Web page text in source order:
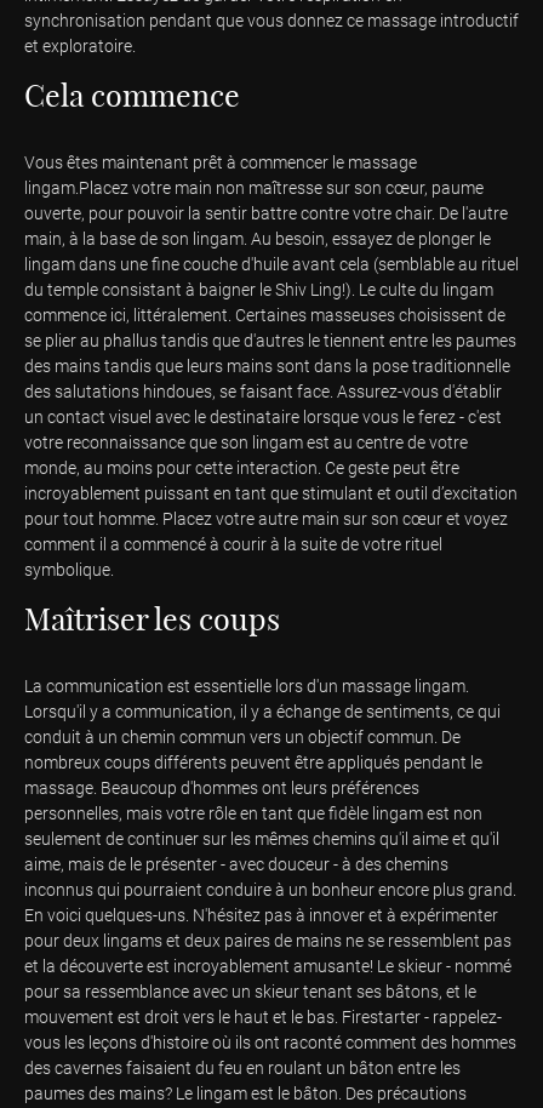
synchronisation pendant que vous donnez ce massage introductif
et exploratoire.
Cela commence
Vous êtes maintenant prêt à commencer le massage
lingam.Placez votre main non maîtresse sur son cœur, paume
ouverte, pour pouvoir la sentir battre contre votre chair. De l'autre
main, à la base de son lingam. Au besoin, essayez de plonger le
lingam dans une fine couche d'huile avant cela (semblable au rituel
du temple consistant à baigner le Shiv Ling!). Le culte du lingam
commence ici, littéralement. Certaines masseuses choisissent de
se plier au phallus tandis que d'autres le tiennent entre les paumes
des mains tandis que leurs mains sont dans la pose traditionnelle
des salutations hindoues, se faisant face. Assurez-vous d'établir
un contact visuel avec le destinataire lorsque vous le ferez - c'est
votre reconnaissance que son lingam est au centre de votre
monde, au moins pour cette interaction. Ce geste peut être
incroyablement puissant en tant que stimulant et outil d’excitation
pour tout homme. Placez votre autre main sur son cœur et voyez
comment il a commencé à courir à la suite de votre rituel
symbolique.
Maîtriser les coups
La communication est essentielle lors d'un massage lingam.
Lorsqu'il y a communication, il y a échange de sentiments, ce qui
conduit à un chemin commun vers un objectif commun. De
nombreux coups différents peuvent être appliqués pendant le
massage. Beaucoup d'hommes ont leurs préférences
personnelles, mais votre rôle en tant que fidèle lingam est non
seulement de continuer sur les mêmes chemins qu'il aime et qu'il
aime, mais de le présenter - avec douceur - à des chemins
inconnus qui pourraient conduire à un bonheur encore plus grand.
En voici quelques-uns. N'hésitez pas à innover et à expérimenter
pour deux lingams et deux paires de mains ne se ressemblent pas
et la découverte est incroyablement amusante! Le skieur - nommé
pour sa ressemblance avec un skieur tenant ses bâtons, et le
mouvement est droit vers le haut et le bas. Firestarter - rappelez-
vous les leçons d'histoire où ils ont raconté comment des hommes
des cavernes faisaient du feu en roulant un bâton entre les
paumes des mains? Le lingam est le bâton. Des précautions